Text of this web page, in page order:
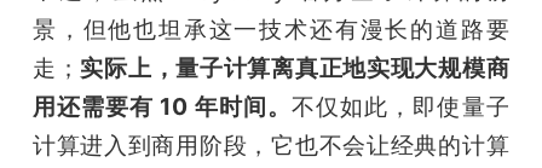
景，但他也坦承这一技术还有漫长的道路要
走； 实际上，量子计算离真正地实现大规模商
用还需要有 10 年时间。 不仅如此，即使量子
计算进入到商用阶段，它也不会让经典的计算